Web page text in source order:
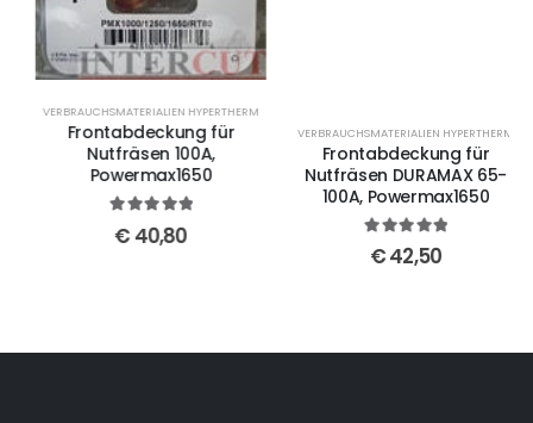
VERBRAUCHSMATERIALIEN HYPERTHERM
Frontabdeckung für
Nutfräsen 100A,
Powermax1650
out of 5
€40,80
VERBRAUCHSMATERIALIEN HYPERTHERM
Frontabdeckung für
Nutfräsen DURAMAX 65-
100A, Powermax1650
out of 5
€42,50